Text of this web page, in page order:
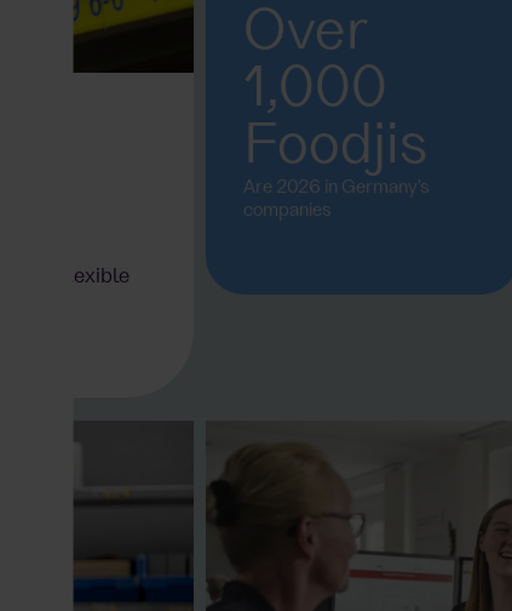
and flexible
Over
1,000
Foodjis
Are 2026 in Germany's
companies